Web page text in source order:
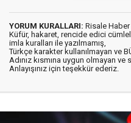
YORUM KURALLARI: Risale Haber
Küfür, hakaret, rencide edici
imla kuralları ile yazılmamış,
Türkçe karakter kullanılmayan ve
Adınız kısmına uygun olmayan
Anlayışınız için teşekkür ederiz.